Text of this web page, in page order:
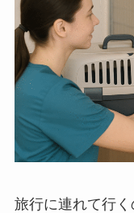
旅行に連れて行